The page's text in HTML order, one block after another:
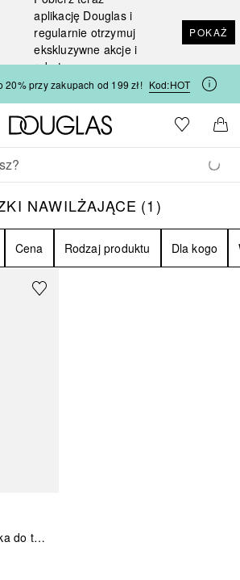
aplikację Douglas i
regularnie otrzymuj
ekskluzywne akcje i
rabaty
POKAŻ
20% przy zakupach od 199 zł! Kod:HOT
Strona główna Douglas
Do listyDo
NAWILŻAJĄCE1
NAWILŻAJĄCE (1)
Cena Rodzaj produktu Dla kogo
Rozgrzewająca maska do twarzy z witminami A.C.E.